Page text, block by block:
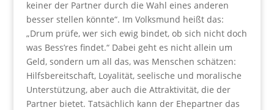
keiner der Partner durch die Wahl eines anderen
besser stellen könnte“. Im Volksmund heißt das:
„Drum prüfe, wer sich ewig bindet, ob sich nicht doch
was Bess’res findet.“ Dabei geht es nicht allein um
Geld, sondern um all das, was Menschen schätzen:
Hilfsbereitschaft, Loyalität, seelische und moralische
Unterstützung, aber auch die Attraktivität, die der
Partner bietet. Tatsächlich kann der Ehepartner das